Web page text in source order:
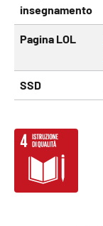
insegnamento
Pagina LOL
SSD